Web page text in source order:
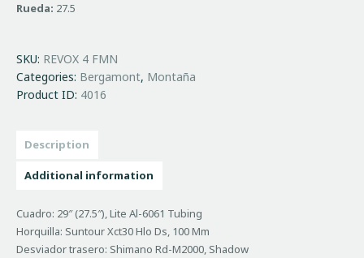
Rueda: 27.5
SKU: REVOX 4 FMN
Categories: Bergamont, Montaña
Product ID: 4016
Description
Additional information
Cuadro: 29″ (27.5″), Lite Al-6061 Tubing
Horquilla: Suntour Xct30 Hlo Ds, 100 Mm
Desviador trasero: Shimano Rd-M2000, Shadow